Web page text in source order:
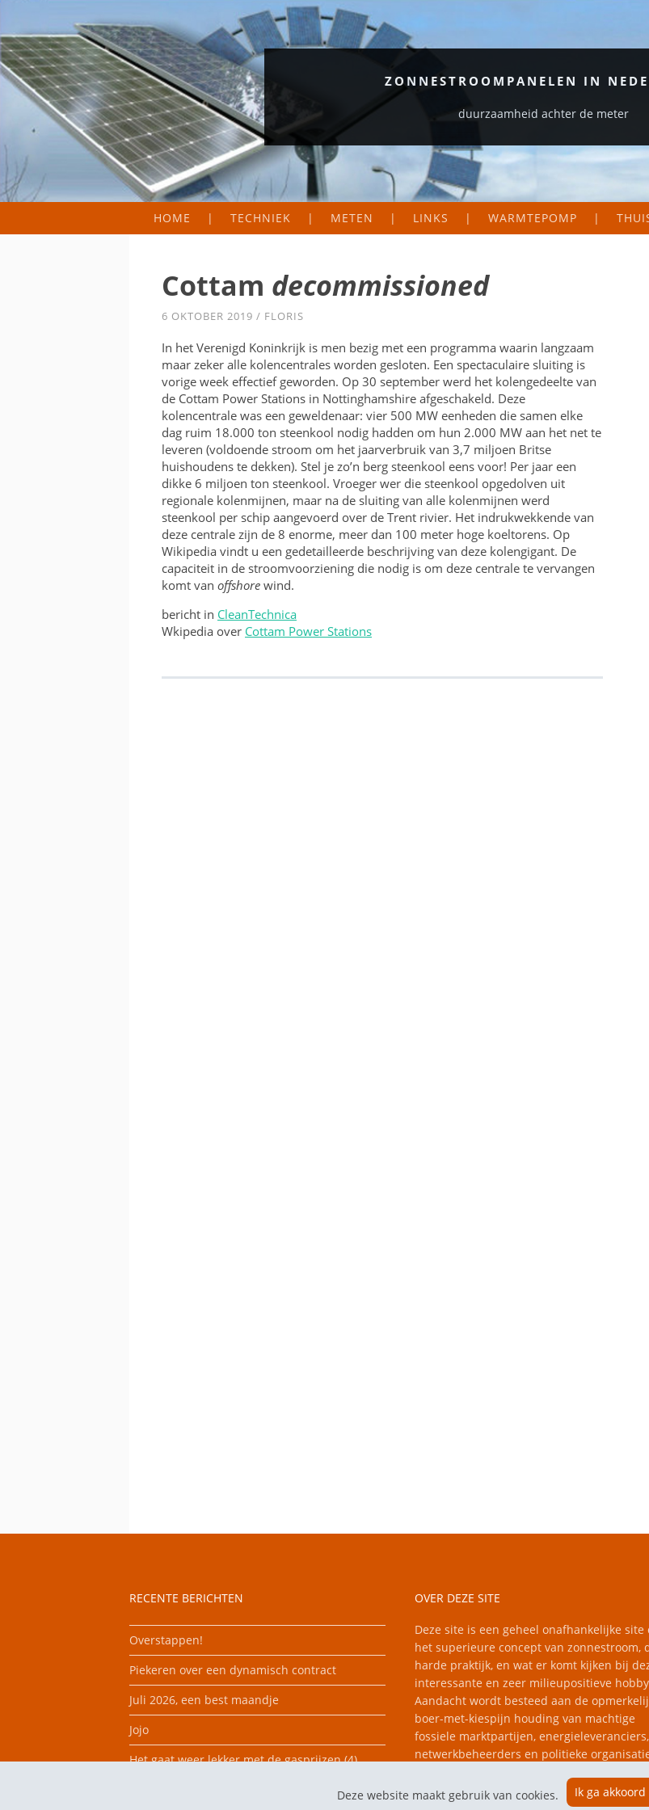
ZONNESTROOMPANELEN IN
duurzaamheid achter de meter
HOME
TECHNIEK
FIELD LAB
MICRO-OMVORMERS
KOSTEN EN BATEN
FRAME OF BAK
RICHTING EN INVALSHOEK
TWEEDEHANDS
VERGUNNING
METEN
METERS EN LOGGERS
LINKS
ORGANISATIES
WETENSWAARDIGE SITES
WARMTEPOMP
Cottam decommissioned
6 OKTOBER 2019 / FLORIS
In het Verenigd Koninkrijk is men bezig met een programma waarin langzaam
maar zeker alle kolencentrales worden gesloten. Een spectaculaire sluiting is
vorige week effectief geworden. Op 30 september werd het kolengedeelte van
de Cottam Power Stations in Nottinghamshire afgeschakeld. Deze
kolencentrale was een geweldenaar: vier 500 MW eenheden die samen elke
dag ruim 18.000 ton steenkool nodig hadden om hun 2.000 MW aan het net te
leveren (voldoende stroom om het jaarverbruik van 3,7 miljoen Britse
huishoudens te dekken). Stel je zo’n berg steenkool eens voor! Per jaar een
dikke 6 miljoen ton steenkool. Vroeger wer die steenkool opgedolven uit
regionale kolenmijnen, maar na de sluiting van alle kolenmijnen werd
steenkool per schip aangevoerd over de Trent rivier. Het indrukwekkende van
deze centrale zijn de 8 enorme, meer dan 100 meter hoge koeltorens. Op
Wikipedia vindt u een gedetailleerde beschrijving van deze kolengigant. De
capaciteit in de stroomvoorziening die nodig is om deze centrale te vervangen
komt van offshore wind.
bericht in CleanTechnica
Wkipedia over Cottam Power Stations
RECENTE BERICHTEN
Overstappen!
Piekeren over een dynamisch contract
Juli 2026, een best maandje
Jojo
Het gaat weer lekker met de gasprijzen (4)
OVER DEZE SITE
Deze site is een geheel onafhankelijke site
het superieure concept van zonnestroom,
harde praktijk, en wat er komt kijken bij
interessante en zeer milieupositieve
Aandacht wordt besteed aan de
boer-met-kiespijn houding van machtige
fossiele marktpartijen, energieleveranciers,
netwerkbeheerders en politieke
Deze website maakt gebruik van cookies. Ik ga akkoord